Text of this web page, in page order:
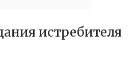
истребителя